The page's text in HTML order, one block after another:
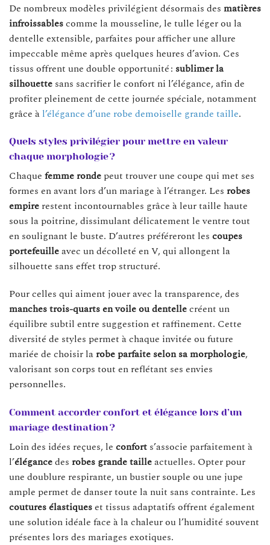
De nombreux modèles privilégient désormais des matières
infroissablescomme la mousseline, le tulle léger ou la
dentelle extensible, parfaites pour afficher une allure
impeccable même après quelques heures d’avion. Ces
tissus offrent une double opportunité : sublimer la
silhouette sans sacrifier le confort ni l’élégance, afin de
profiter pleinement de cette journée spéciale, notamment
grâce à l’élégance d’une robe demoiselle grande taille.
Quels styles privilégier pour mettre en valeur
chaque morphologie ?
Chaque femme ronde peut trouver une coupe qui met ses
formes en avant lors d’un mariage à l’étranger. Les robes
empire restent incontournables grâce à leur taille haute
sous la poitrine, dissimulant délicatement le ventre tout
en soulignant le buste. D’autres préféreront les coupes
portefeuilleavec un décolleté en V, qui allongent la
silhouette sans effet trop structuré.
Pour celles qui aiment jouer avec la transparence, des
manches trois-quarts en voile ou dentellecréent un
équilibre subtil entre suggestion et raffinement. Cette
diversité de styles permet à chaque invitée ou future
mariée de choisir larobe parfaite selon sa morphologie,
valorisant son corps tout en reflétant ses envies
personnelles.
Comment accorder confort et élégance lors d’un
mariage destination ?
Loin des idées reçues, le confort s’associe parfaitement à
l’élégancedes robes grande tailleactuelles. Opter pour
une doublure respirante, un bustier souple ou une jupe
ample permet de danser toute la nuit sans contrainte. Les
coutures élastiqueset tissus adaptatifs offrent également
une solution idéale face à la chaleur ou l’humidité souvent
présentes lors des mariages exotiques.